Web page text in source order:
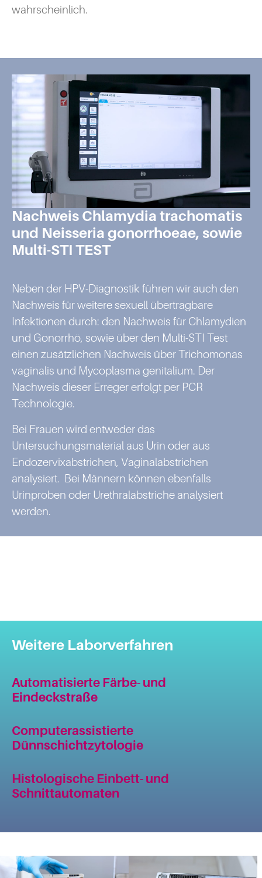
wahrscheinlich.
Nachweis Chlamydia trachomatis
und Neisseria gonorrhoeae, sowie
Multi-STI TEST
Neben der HPV-Diagnostik führen wir auch den
Nachweis für weitere sexuell übertragbare
Infektionen durch: den Nachweis für Chlamydien
und Gonorrhö, sowie über den Multi-STI Test
einen zusätzlichen Nachweis über Trichomonas
vaginalis und Mycoplasma genitalium. Der
Nachweis dieser Erreger erfolgt per PCR
Technologie.
Bei Frauen wird entweder das
Untersuchungsmaterial aus Urin oder aus
Endozervixabstrichen, Vaginalabstrichen
analysiert. Bei Männern können ebenfalls
Urinproben oder Urethralabstriche analysiert
werden.
Weitere Laborverfahren
Automatisierte Färbe- und
Eindeckstraße
Computerassistierte
Dünnschichtzytologie
Histologische Einbett- und
Schnittautomaten